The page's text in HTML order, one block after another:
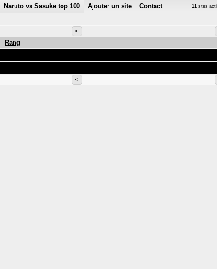
Naruto vs Sasuke top 100 Ajouter un site Contact 11 sites
<
Rang
<